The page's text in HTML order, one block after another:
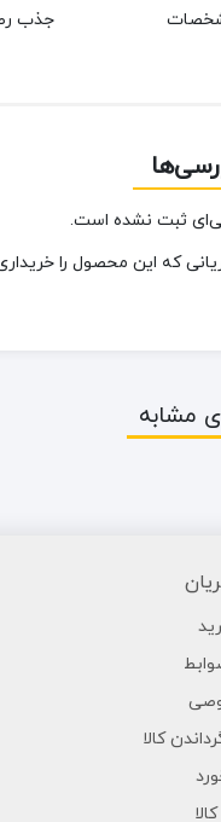
جذب
ثبت نشده است.
که این محصول را
مشابه
کالا